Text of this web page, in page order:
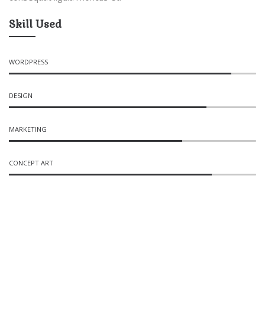
Skill Used
WORDPRESS
DESIGN
MARKETING
CONCEPT ART